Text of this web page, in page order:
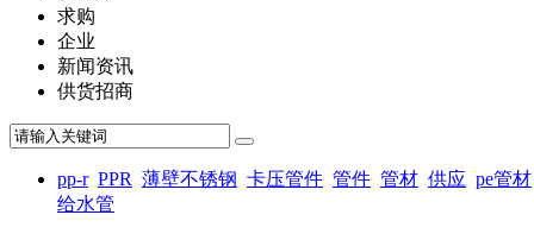
求购
企业
新闻资讯
供货招商
pp-r PPR 薄壁不锈钢 卡压管件 管件 管材 供应 pe管材
给水管